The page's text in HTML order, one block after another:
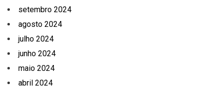
setembro 2024
agosto 2024
julho 2024
junho 2024
maio 2024
abril 2024